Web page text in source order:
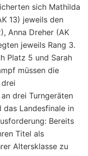
sich Mathilda
13) jeweils den
Anna Dreher (AK
jeweils Rang 3.
Platz 5 und Sarah
müssen die
drei Turngeräten
das Landesfinale in
Bereits
Titel als
Altersklasse zu